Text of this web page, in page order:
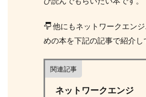
他にもネットワークエン
めの本を下記の記事で紹介し
関連記事
ネットワークエンジ